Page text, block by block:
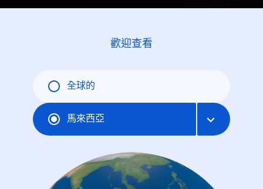
歡迎查看
全球的
馬來西亞